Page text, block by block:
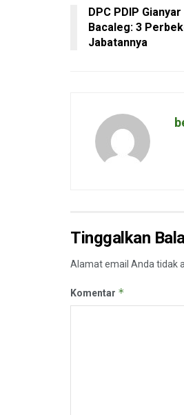
DPC PDIP
Bacaleg: 3
Jabatannya
Tinggalkan
Alamat email Anda tidak
Komentar *